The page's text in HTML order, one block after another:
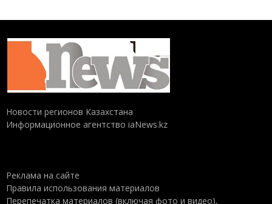
Новости регионов Казахстана
Информационное агентство iaNews.kz
Реклама на сайте
Правила использования материалов
Перепечатка материалов (включая фото и видео),